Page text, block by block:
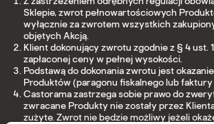
Sklepie, zwrot pełnowartościowych
wyłącznie za zwrotem wszystkich
objętych Akcją.
Klient dokonujący zwrotu zgodnie z § 4 ust.
zapłaconej ceny w pełnej wysokości.
Podstawą do dokonania zwrotu jest
Produktów (paragonu fiskalnego lub faktury
Castorama zastrzega sobie prawo do
zwracane Produkty nie zostały przez
zużyte. Zwrot nie będzie możliwy jeżeli